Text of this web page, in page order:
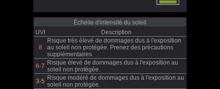
Échelle d'intensité du soleil
UVI
Description
8
Risque très élevé de dommages dus à l'exposition
au soleil non protégée. Prenez des précautions
supplémentaires.
6-7 Risque élevé de dommages dus à l'exposition au
soleil non protégée.
3-5 Risque modéré de dommages dus à l'exposition au
soleil non protégée.